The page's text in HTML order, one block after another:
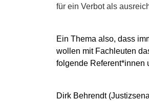
für ein Verbot als
Ein Thema also, dass
wollen mit Fachleuten
folgende Referent*innen
Dirk Behrendt